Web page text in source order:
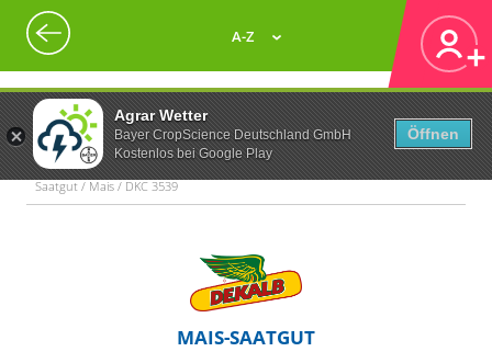
Agrar Wetter
Bayer CropScience Deutschland GmbH
Kostenlos bei Google Play
Öffnen
A-Z
Saatgut / Mais / DKC 3539
MAIS-SAATGUT